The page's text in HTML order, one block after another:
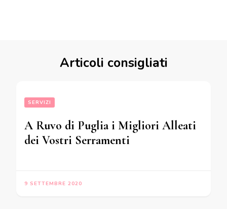
Articoli consigliati
SERVIZI
A Ruvo di Puglia i Migliori Alleati
dei Vostri Serramenti
9 SETTEMBRE 2020